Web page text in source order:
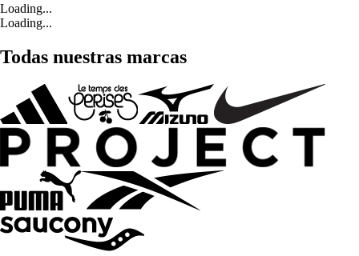
Loading...
Loading...
Todas nuestras marcas